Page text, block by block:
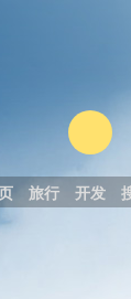
旅行 开发